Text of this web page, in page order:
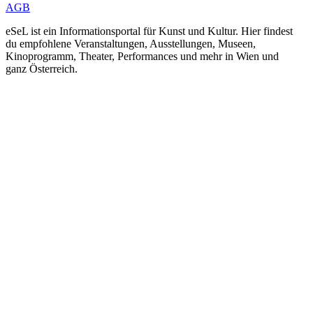
AGB
eSeL ist ein Informationsportal für Kunst und Kultur. Hier findest
du empfohlene Veranstaltungen, Ausstellungen, Museen,
Kinoprogramm, Theater, Performances und mehr in Wien und
ganz Österreich.